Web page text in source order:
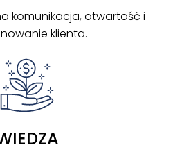
komunikacja, otwartość i
klienta.